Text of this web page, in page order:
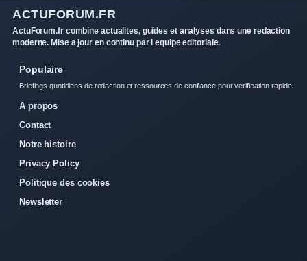
ACTUFORUM.FR
ActuForum.fr combine actualites, guides et analyses dans une redaction
moderne. Mise a jour en continu par l equipe editoriale.
Populaire
Briefings quotidiens de redaction et ressources de confiance pour verification rapide.
A propos
Contact
Notre histoire
Privacy Policy
Politique des cookies
Newsletter